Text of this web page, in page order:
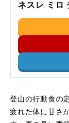
ネスレ ミロ
登山の行動食の
疲れた体に甘さ